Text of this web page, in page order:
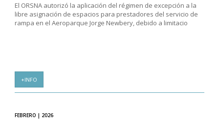
El ORSNA autorizó la aplicación del régimen de excepción a la
libre asignación de espacios para prestadores del servicio de
rampa en el Aeroparque Jorge Newbery, debido a limitacio
+INFO
FEBRERO | 2026